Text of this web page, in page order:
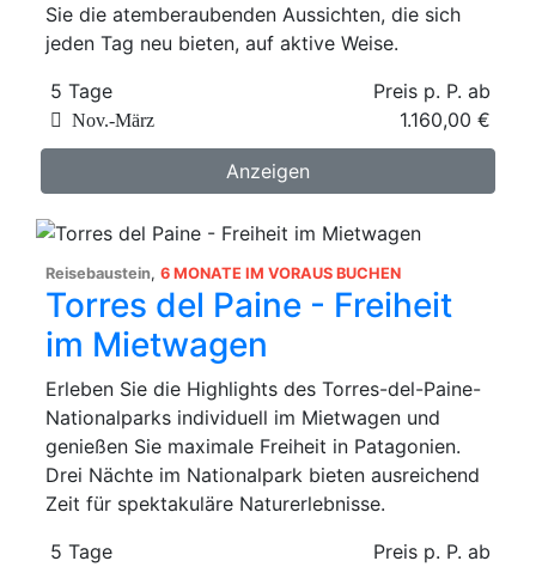
Sie die atemberaubenden Aussichten, die sich
jeden Tag neu bieten, auf aktive Weise.
5 Tage
Preis p. P. ab
1.160,00 €
Nov.-März
Anzeigen
Reisebaustein, 6 MONATE IM VORAUS BUCHEN
Torres del Paine - Freiheit
im Mietwagen
Erleben Sie die Highlights des Torres-del-Paine-
Nationalparks individuell im Mietwagen und
genießen Sie maximale Freiheit in Patagonien.
Drei Nächte im Nationalpark bieten ausreichend
Zeit für spektakuläre Naturerlebnisse.
5 Tage
Preis p. P. ab